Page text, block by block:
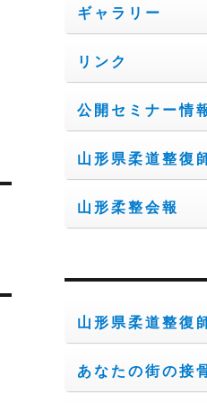
ギャラリー
リンク
公開セミナー情
山形県柔道整復
山形柔整会報
山形県柔道整復
あなたの街の接